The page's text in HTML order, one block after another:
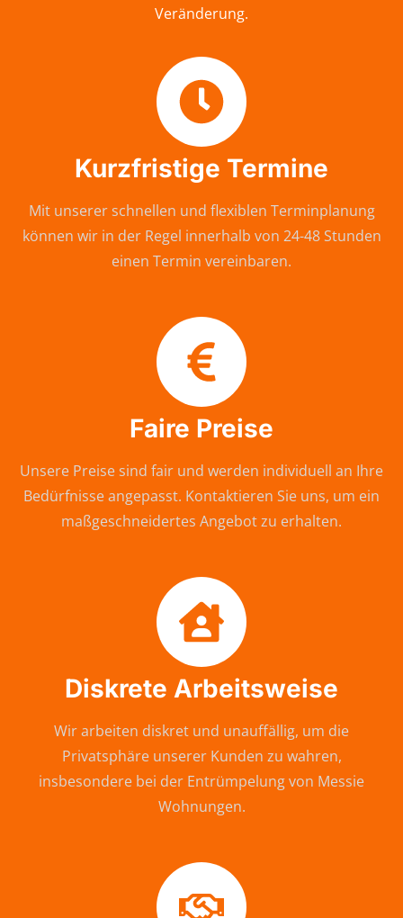
Veränderung.
Kurzfristige Termine
Mit unserer schnellen und flexiblen Terminplanung
können wir in der Regel innerhalb von 24-48 Stunden
einen Termin vereinbaren.
Faire Preise
Unsere Preise sind fair und werden individuell an Ihre
Bedürfnisse angepasst. Kontaktieren Sie uns, um ein
maßgeschneidertes Angebot zu erhalten.
Diskrete Arbeitsweise
Wir arbeiten diskret und unauffällig, um die
Privatsphäre unserer Kunden zu wahren,
insbesondere bei der Entrümpelung von Messie
Wohnungen.